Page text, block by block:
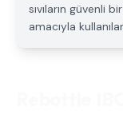
sıvıların güvenli
amacıyla